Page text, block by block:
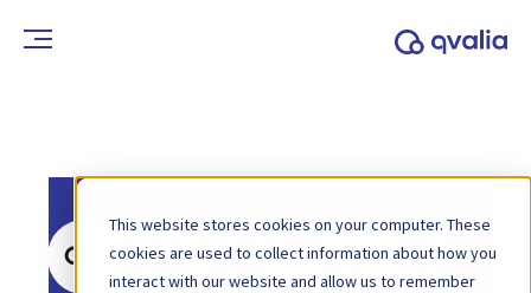
This website stores cookies on your computer. These
cookies are used to collect information about how you
interact with our website and allow us to remember
ابحث
عن